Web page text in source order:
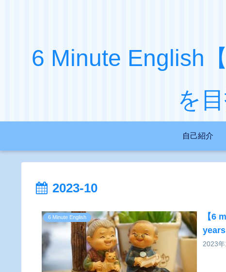
6 Minute English
を
自己紹介
2023-10
6 Minute English
【6
years
2023